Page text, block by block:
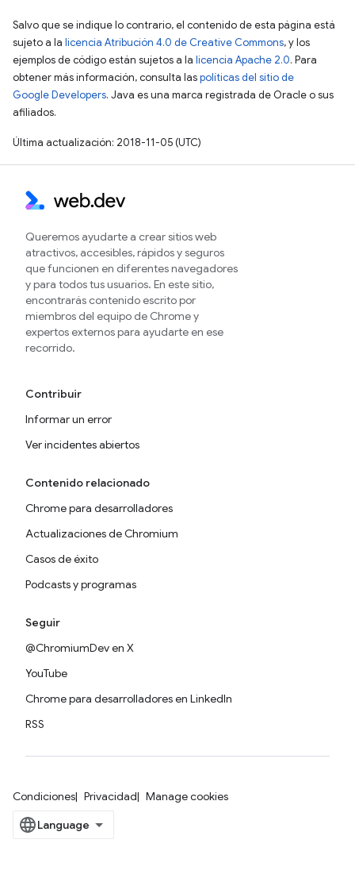
Salvo que se indique lo contrario, el contenido de esta página está
sujeto a la licencia Atribución 4.0 de Creative Commons, y los
ejemplos de código están sujetos a la licencia Apache 2.0. Para
obtener más información, consulta laspolíticas del sitio de
Google Developers. Java es una marca registrada de Oracle o sus
afiliados.
Última actualización: 2018-11-05 (UTC)
Queremos ayudarte a crear sitios web
atractivos, accesibles, rápidos y seguros
que funcionen en diferentes navegadores
y para todos tus usuarios. En este sitio,
encontrarás contenido escrito por
miembros del equipo de Chrome y
expertos externos para ayudarte en ese
recorrido.
Contribuir
Informar un error
Ver incidentes abiertos
Contenido relacionado
Chrome para desarrolladores
Actualizaciones de Chromium
Casos de éxito
Podcasts y programas
Seguir
@ChromiumDev en X
YouTube
Chrome para desarrolladores en LinkedIn
RSS
Condiciones Privacidad Manage cookies